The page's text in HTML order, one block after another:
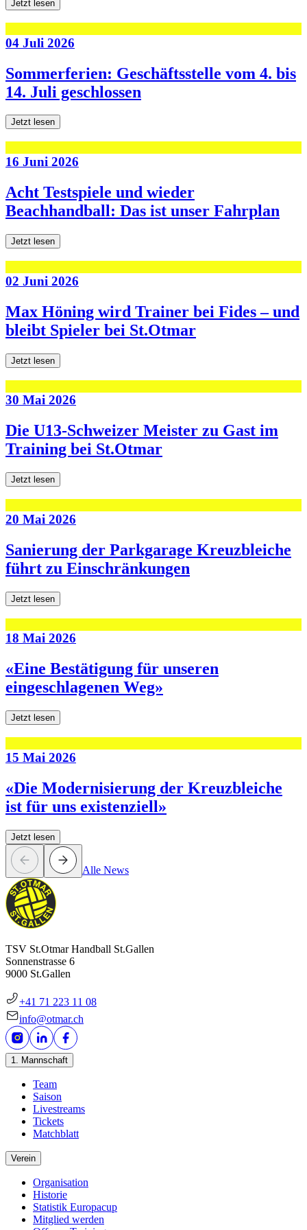
Jetzt lesen
04 Juli 2026
Sommerferien: Geschäftsstelle vom 4. bis
14. Juli geschlossen
Jetzt lesen
16 Juni 2026
Acht Testspiele und wieder
Beachhandball: Das ist unser Fahrplan
Jetzt lesen
02 Juni 2026
Max Höning wird Trainer bei Fides – und
bleibt Spieler bei St.Otmar
Jetzt lesen
30 Mai 2026
Die U13-Schweizer Meister zu Gast im
Training bei St.Otmar
Jetzt lesen
20 Mai 2026
Sanierung der Parkgarage Kreuzbleiche
führt zu Einschränkungen
Jetzt lesen
18 Mai 2026
«Eine Bestätigung für unseren
eingeschlagenen Weg»
Jetzt lesen
15 Mai 2026
«Die Modernisierung der Kreuzbleiche
ist für uns existenziell»
Jetzt lesen
Alle News
TSV St.Otmar Handball St.Gallen
Sonnenstrasse 6
9000 St.Gallen
+41 71 223 11 08
info@otmar.ch
1. Mannschaft
Team
Saison
Livestreams
Tickets
Matchblatt
Verein
Organisation
Historie
Statistik Europacup
Mitglied werden